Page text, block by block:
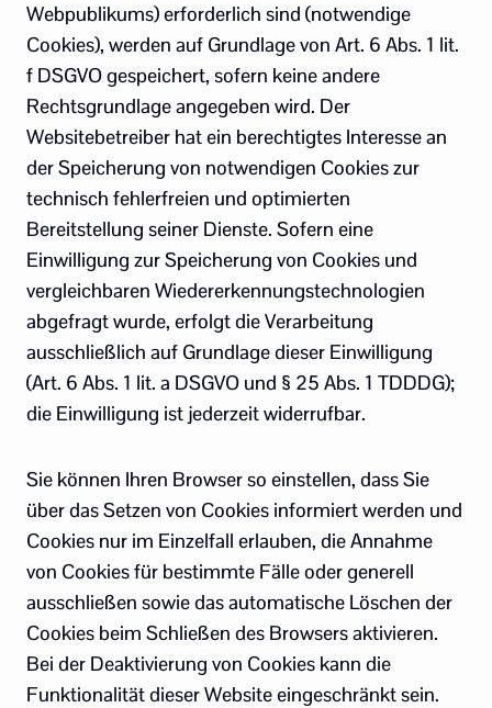
Webpublikums) erforderlich sind (notwendige
Cookies), werden auf Grundlage von Art. 6 Abs. 1 lit.
f DSGVO gespeichert, sofern keine andere
Rechtsgrundlage angegeben wird. Der
Websitebetreiber hat ein berechtigtes Interesse an
der Speicherung von notwendigen Cookies zur
technisch fehlerfreien und optimierten
Bereitstellung seiner Dienste. Sofern eine
Einwilligung zur Speicherung von Cookies und
vergleichbaren Wiedererkennungstechnologien
abgefragt wurde, erfolgt die Verarbeitung
ausschließlich auf Grundlage dieser Einwilligung
(Art. 6 Abs. 1 lit. a DSGVO und § 25 Abs. 1 TDDDG);
die Einwilligung ist jederzeit widerrufbar.
Sie können Ihren Browser so einstellen, dass Sie
über das Setzen von Cookies informiert werden und
Cookies nur im Einzelfall erlauben, die Annahme
von Cookies für bestimmte Fälle oder generell
ausschließen sowie das automatische Löschen der
Cookies beim Schließen des Browsers aktivieren.
Bei der Deaktivierung von Cookies kann die
Funktionalität dieser Website eingeschränkt sein.